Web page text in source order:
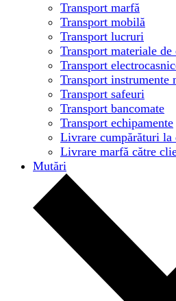
Transport marfă
Transport mobilă
Transport lucruri
Transport materiale de
Transport
Transport instrumente
Transport safeuri
Transport bancomate
Transport echipamente
Livrare cumpărături
Livrare marfă către
Mutări